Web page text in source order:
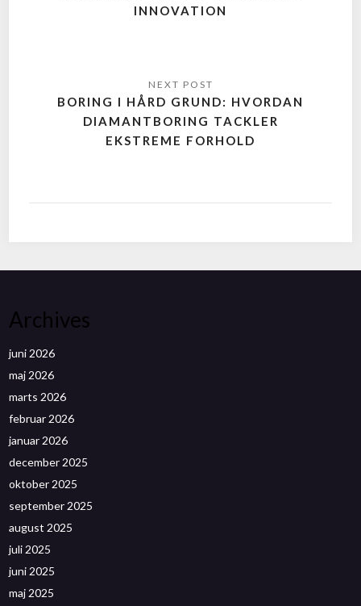
INNOVATION
BORING I HÅRD GRUND: HVORDAN
DIAMANTBORING TACKLER
EKSTREME FORHOLD
Archives
juni 2026
maj 2026
marts 2026
februar 2026
januar 2026
december 2025
oktober 2025
september 2025
august 2025
juli 2025
juni 2025
maj 2025